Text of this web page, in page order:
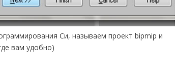
Си, называем проект bipmip и
вам удобно)